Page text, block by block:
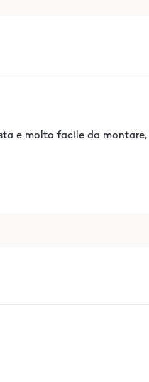
e molto facile da